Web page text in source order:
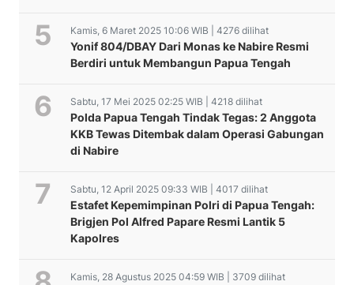
Kamis, 6 Maret 2025 10:06 WIB | 4276 dilihat
Yonif 804/DBAY Dari Monas ke Nabire Resmi
Berdiri untuk Membangun Papua Tengah
Sabtu, 17 Mei 2025 02:25 WIB | 4218 dilihat
Polda Papua Tengah Tindak Tegas: 2 Anggota
KKB Tewas Ditembak dalam Operasi Gabungan
di Nabire
Sabtu, 12 April 2025 09:33 WIB | 4017 dilihat
Estafet Kepemimpinan Polri di Papua Tengah:
Brigjen Pol Alfred Papare Resmi Lantik 5
Kapolres
Kamis, 28 Agustus 2025 04:59 WIB | 3709 dilihat